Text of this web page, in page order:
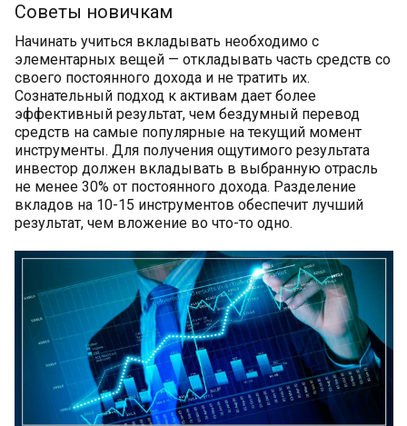
Советы новичкам
Начинать учиться вкладывать необходимо с
элементарных вещей — откладывать часть средств со
своего постоянного дохода и не тратить их.
Сознательный подход к активам дает более
эффективный результат, чем бездумный перевод
средств на самые популярные на текущий момент
инструменты. Для получения ощутимого результата
инвестор должен вкладывать в выбранную отрасль
не менее 30% от постоянного дохода. Разделение
вкладов на 10-15 инструментов обеспечит лучший
результат, чем вложение во что-то одно.